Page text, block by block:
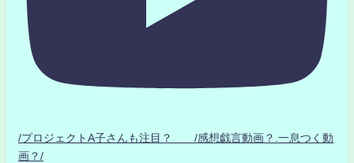
/プロジェクトA子さんも注目？ /感想戯言動画？.一息つく動
画？/